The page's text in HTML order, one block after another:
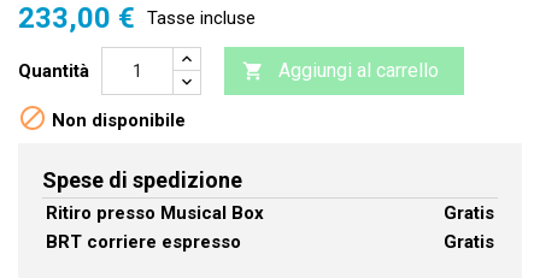
233,00 € Tasse incluse
Quantità  Aggiungi al carrello
 Non disponibile
Spese di spedizione
Ritiro presso Musical Box
Gratis
BRT corriere espresso
Gratis